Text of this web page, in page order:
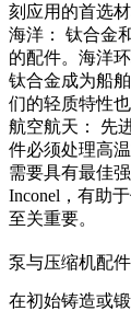
刻应用的首选材
海洋 ：
钛合金
的配件。海洋
钛合金成为船
们的轻质特性
航空航天 ：
先
件必须处理高
需要具有最佳
Inconel，有助
至关重要。
泵与压缩机配
在初始铸造或